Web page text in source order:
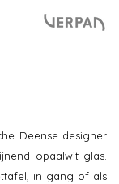
Deense designer
opaalwit glas.
in gang of als